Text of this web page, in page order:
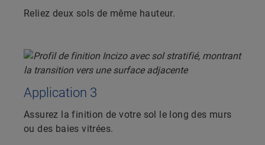
Reliez deux sols de même hauteur.
Application 3
Assurez la finition de votre sol le long des murs
ou des baies vitrées.